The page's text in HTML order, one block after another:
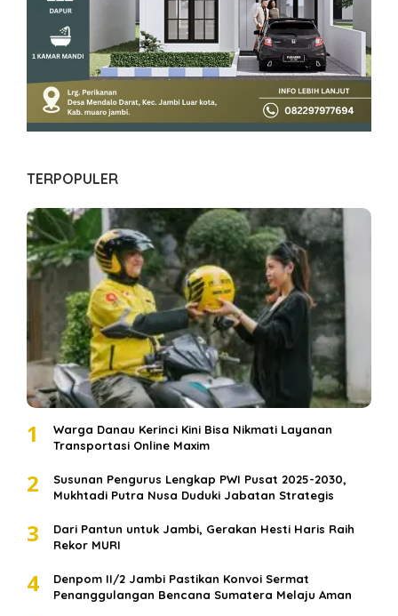
TERPOPULER
1
Warga Danau Kerinci Kini Bisa Nikmati Layanan
Transportasi Online Maxim
2
Susunan Pengurus Lengkap PWI Pusat 2025-2030,
Mukhtadi Putra Nusa Duduki Jabatan Strategis
3
Dari Pantun untuk Jambi, Gerakan Hesti Haris Raih
Rekor MURI
4
Denpom II/2 Jambi Pastikan Konvoi Sermat
Penanggulangan Bencana Sumatera Melaju Aman